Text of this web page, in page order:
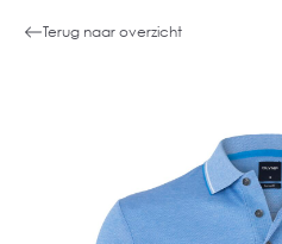
Terug naar overzicht